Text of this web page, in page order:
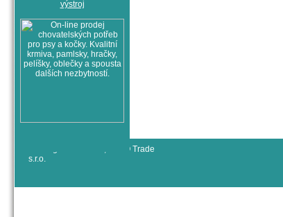
© All rights reserved, RYJO Trade
s.r.o.